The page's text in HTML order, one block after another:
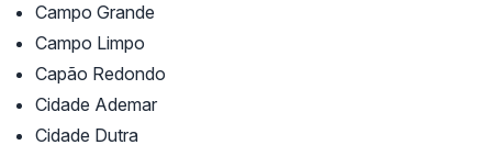
Campo Grande
Campo Limpo
Capão Redondo
Cidade Ademar
Cidade Dutra